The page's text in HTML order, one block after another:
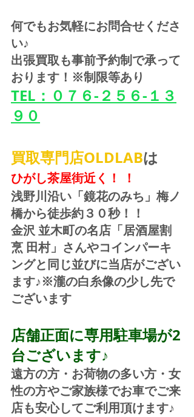
何でもお気軽にお問合せくださ
い♪
出張買取も事前予約制で承って
おります！※制限等あり
TEL：０７６-２５６-１３
９０
買取専門店OLDLABは
ひがし茶屋街近く！ ！
浅野川沿い「鏡花のみち」梅ノ
橋から徒歩約３０秒！！
金沢 並木町の名店「居酒屋割
烹 田村」さんやコインパーキ
ングと同じ並びに当店がござい
ます♪※瀧の白糸像の少し先で
ございます
店舗正面に専用駐車場が2
台ございます♪
遠方の方・お荷物の多い方・女
性の方やご家族様でお車でご来
店も安心してご利用頂けます♪